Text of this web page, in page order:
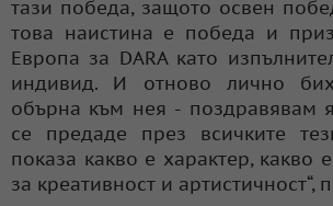
тази победа, защото освен
това наистина е победа и
Европа за DARA като
индивид. И отново лично
обърна към нея - поздравявам
се предаде през всичките
показа какво е характер, какво
за креативност и артистичност“,